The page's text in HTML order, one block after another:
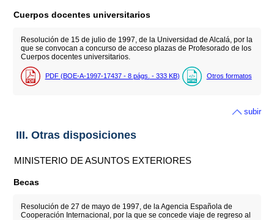
Cuerpos docentes universitarios
Resolución de 15 de julio de 1997, de la Universidad de Alcalá, por la
que se convocan a concurso de acceso plazas de Profesorado de los
Cuerpos docentes universitarios.
PDF (BOE-A-1997-17437 - 8 págs. - 333 KB) Otros formatos
subir
III. Otras disposiciones
MINISTERIO DE ASUNTOS EXTERIORES
Becas
Resolución de 27 de mayo de 1997, de la Agencia Española de
Cooperación Internacional, por la que se concede viaje de regreso al